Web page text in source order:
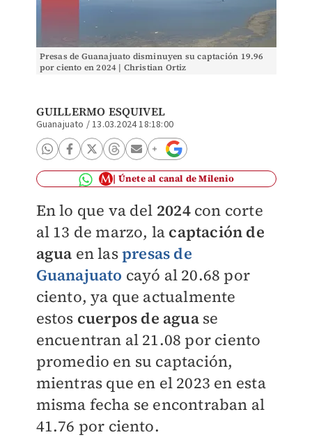
Presas de Guanajuato disminuyen su captación 19.96
por ciento en 2024 | Christian Ortiz
GUILLERMO ESQUIVEL
Guanajuato /13.03.2024 18:18:00
Únete al canal de Milenio
En lo que va del 2024 con corte
al 13 de marzo, la captación de
agua en laspresas de
Guanajuato cayó al 20.68 por
ciento, ya que actualmente
estos cuerpos de aguase
encuentran al 21.08 por ciento
promedio en su captación,
mientras que en el 2023 en esta
misma fecha se encontraban al
41.76 por ciento.